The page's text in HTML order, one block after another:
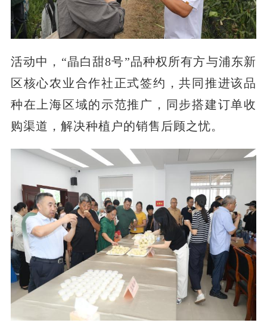
活动中，“晶白甜8号”品种权所有方与浦东新
区核心农业合作社正式签约，共同推进该品
种在上海区域的示范推广，同步搭建订单收
购渠道，解决种植户的销售后顾之忧。